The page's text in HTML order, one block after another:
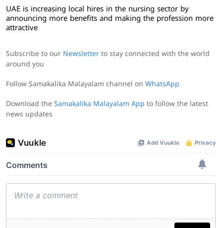
UAE is increasing local hires in the nursing sector by
announcing more benefits and making the profession more
attractive
Subscribe to our Newsletter to stay connected with the world
around you
Follow Samakalika Malayalam channel on WhatsApp
Download the Samakalika Malayalam App to follow the latest
news updates